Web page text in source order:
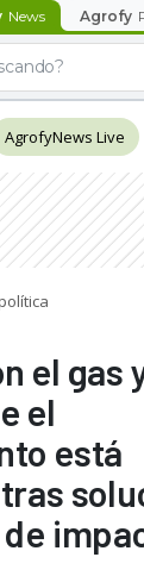
News Agrofy
AgrofyNews Live
el gas
el
está